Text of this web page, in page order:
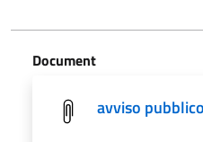
Document
avviso